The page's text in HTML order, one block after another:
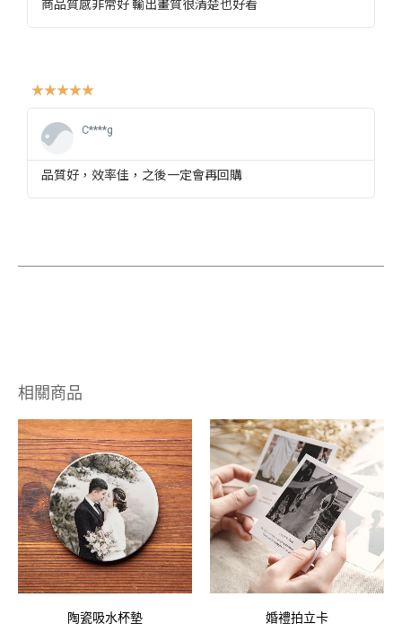
商品質感非常好 輸出畫質很清楚也好看
☆☆☆☆☆
C****g
品質好，效率佳，之後一定會再回購
相關商品
陶瓷吸水杯墊 婚禮拍立卡